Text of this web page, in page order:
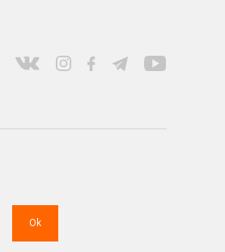
Ok